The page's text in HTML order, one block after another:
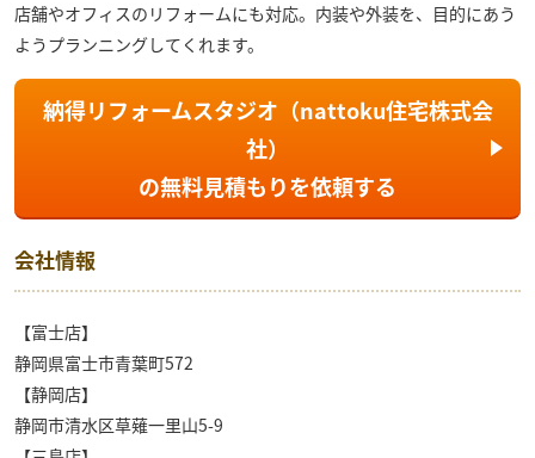
店舗やオフィスのリフォームにも対応。内装や外装を、目的にあう
ようプランニングしてくれます。
納得リフォームスタジオ（nattoku住宅株式会
社）
の無料見積もりを依頼する
会社情報
【富士店】
静岡県富士市青葉町572
【静岡店】
静岡市清水区草薙一里山5-9